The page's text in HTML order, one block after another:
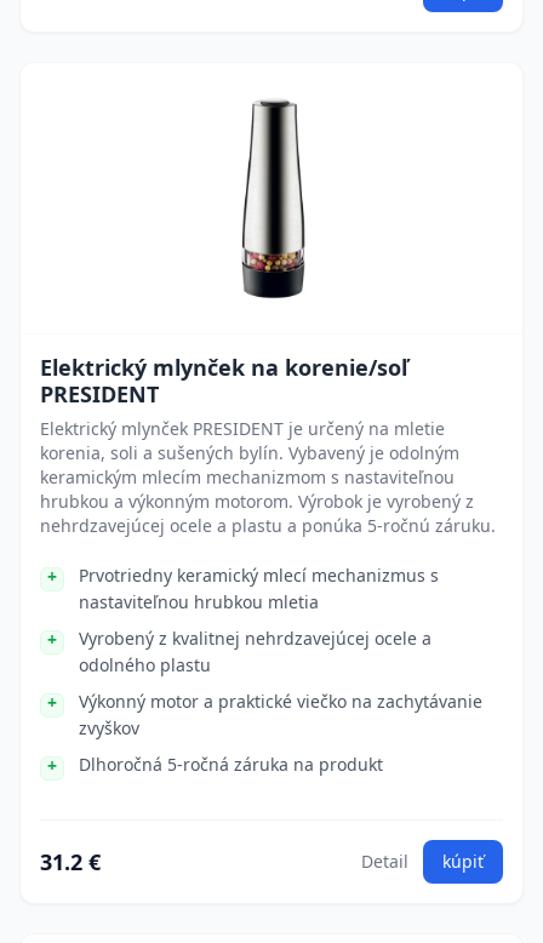
Elektrický mlynček na korenie/soľ
PRESIDENT
Elektrický mlynček PRESIDENT je určený na mletie
korenia, soli a sušených bylín. Vybavený je odolným
keramickým mlecím mechanizmom s nastaviteľnou
hrubkou a výkonným motorom. Výrobok je vyrobený z
nehrdzavejúcej ocele a plastu a ponúka 5-ročnú záruku.
Prvotriedny keramický mlecí mechanizmus s
nastaviteľnou hrubkou mletia
Vyrobený z kvalitnej nehrdzavejúcej ocele a
odolného plastu
Výkonný motor a praktické viečko na zachytávanie
zvyškov
Dlhoročná 5-ročná záruka na produkt
31.2 € Detail kúpiť